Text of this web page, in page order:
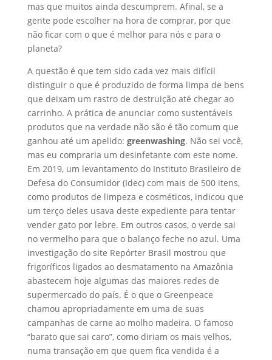
mas que muitos ainda descumprem. Afinal, se a
gente pode escolher na hora de comprar, por que
não ficar com o que é melhor para nós e para o
planeta?
A questão é que tem sido cada vez mais difícil
distinguir o que é produzido de forma limpa de bens
que deixam um rastro de destruição até chegar ao
carrinho. A prática de anunciar como sustentáveis
produtos que na verdade não são é tão comum que
ganhou até um apelido: greenwashing. Não sei você,
mas eu compraria um desinfetante com este nome.
Em 2019, um levantamento do Instituto Brasileiro de
Defesa do Consumidor (Idec) com mais de 500 itens,
como produtos de limpeza e cosméticos, indicou que
um terço deles usava deste expediente para tentar
vender gato por lebre. Em outros casos, o verde sai
no vermelho para que o balanço feche no azul. Uma
investigação do site Repórter Brasil mostrou que
frigoríficos ligados ao desmatamento na Amazônia
abastecem hoje algumas das maiores redes de
supermercado do país. É o que o Greenpeace
chamou apropriadamente em uma de suas
campanhas de carne ao molho madeira. O famoso
“barato que sai caro”, como diriam os mais velhos,
numa transação em que quem fica vendida é a